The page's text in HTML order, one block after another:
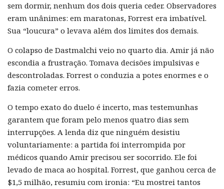
sem dormir, nenhum dos dois queria ceder. Observadores
eram unânimes: em maratonas, Forrest era imbatível.
Sua “loucura” o levava além dos limites dos demais.
O colapso de Dastmalchi veio no quarto dia. Amir já não
escondia a frustração. Tomava decisões impulsivas e
descontroladas. Forrest o conduzia a potes enormes e o
fazia cometer erros.
O tempo exato do duelo é incerto, mas testemunhas
garantem que foram pelo menos quatro dias sem
interrupções. A lenda diz que ninguém desistiu
voluntariamente: a partida foi interrompida por
médicos quando Amir precisou ser socorrido. Ele foi
levado de maca ao hospital. Forrest, que ganhou cerca de
$1,5 milhão, resumiu com ironia: “Eu mostrei tantos